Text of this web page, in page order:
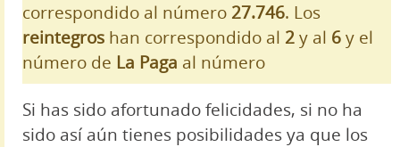
correspondido al número 27.746. Los
reintegros han correspondido al 2y al 6y el
número de La Paga al número
Si has sido afortunado felicidades, si no ha
sido así aún tienes posibilidades ya que los